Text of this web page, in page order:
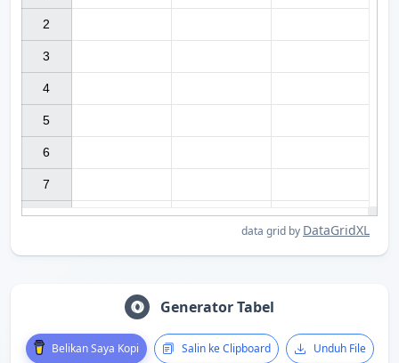
2
3
4
5
6
7
data grid by DataGridXL
Generator Tabel
Belikan Saya Kopi Salin ke Clipboard Unduh File